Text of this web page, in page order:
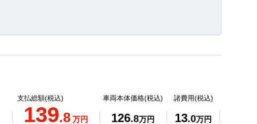
支払総額(税込)
139.8 万円
車両本体価格(税込)
126.8万円
諸費用(税込)
13.0万円